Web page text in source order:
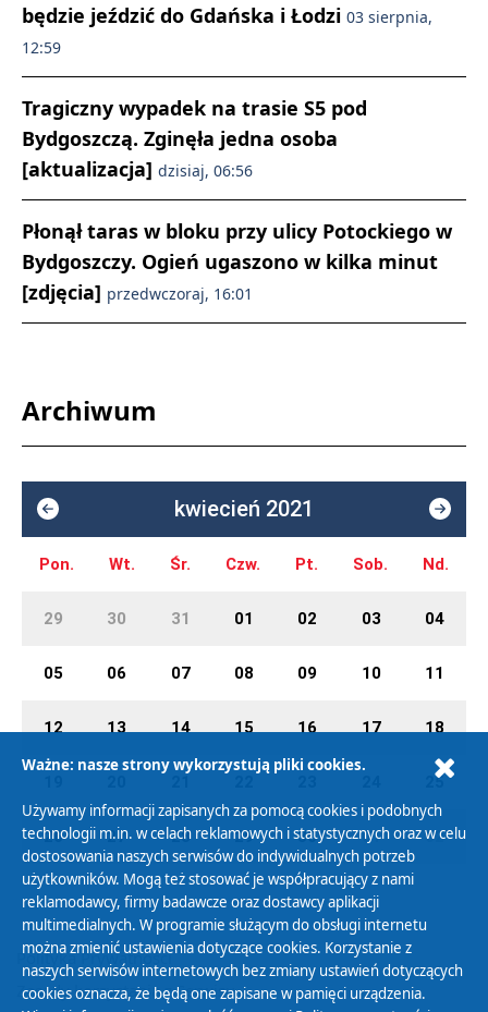
będzie jeździć do Gdańska i Łodzi 03 sierpnia,
12:59
Tragiczny wypadek na trasie S5 pod
Bydgoszczą. Zginęła jedna osoba
[aktualizacja] dzisiaj, 06:56
Płonął taras w bloku przy ulicy Potockiego w
Bydgoszczy. Ogień ugaszono w kilka minut
[zdjęcia] przedwczoraj, 16:01
Archiwum
kwiecień 2021
Pon. Wt. Śr. Czw. Pt. Sob. Nd.
29 30 31 01 02 03 04
05 06 07 08 09 10 11
12 13 14 15 16 17 18
25
26 27 28 29 30 01 02
Polityka Prywatności
Zasady korzystania z Serwisu
Ważne: nasze strony wykorzystują pliki cookies.
Używamy informacji zapisanych za pomocą cookies i podobnych
technologii m.in. w celach reklamowych i statystycznych oraz w celu
dostosowania naszych serwisów do indywidualnych potrzeb
użytkowników. Mogą też stosować je współpracujący z nami
reklamodawcy, firmy badawcze oraz dostawcy aplikacji
multimedialnych. W programie służącym do obsługi internetu
można zmienić ustawienia dotyczące cookies. Korzystanie z
naszych serwisów internetowych bez zmiany ustawień dotyczących
cookies oznacza, że będą one zapisane w pamięci urządzenia.